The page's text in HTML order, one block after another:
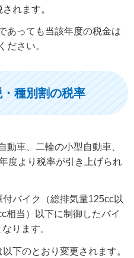
れます。
あっても当該年度の税金は
ださい。
種別割の税率
動車、二輪の小型自動車、
度より税率が引き上げられ
バイク（総排気量125cc以
相当）以下に制御したバイ
ります。
下のとおり変更されます。